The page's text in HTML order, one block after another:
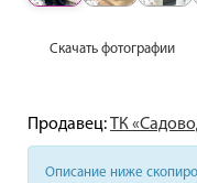
Скачать фотографии
Продавец:ТК
Описание ниже